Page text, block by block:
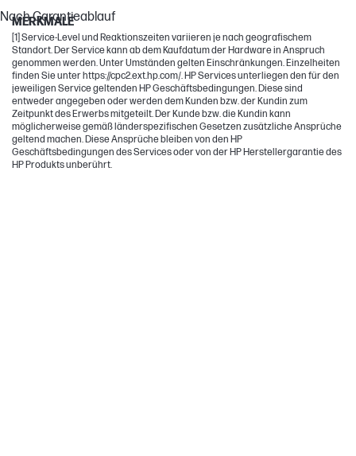
Nach Garantieablauf
MERKMALE
[1] Service-Level und Reaktionszeiten variieren je nach geografischem
Standort. Der Service kann ab dem Kaufdatum der Hardware in Anspruch
genommen werden. Unter Umständen gelten Einschränkungen. Einzelheiten
finden Sie unter https://cpc2.ext.hp.com/. HP Services unterliegen den für den
jeweiligen Service geltenden HP Geschäftsbedingungen. Diese sind
entweder angegeben oder werden dem Kunden bzw. der Kundin zum
Zeitpunkt des Erwerbs mitgeteilt. Der Kunde bzw. die Kundin kann
möglicherweise gemäß länderspezifischen Gesetzen zusätzliche Ansprüche
geltend machen. Diese Ansprüche bleiben von den HP
Geschäftsbedingungen des Services oder von der HP Herstellergarantie des
HP Produkts unberührt.